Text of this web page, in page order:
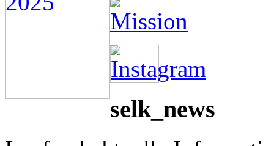
selk_news